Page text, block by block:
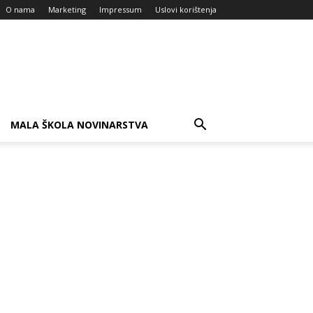
O nama Marketing Impressum Uslovi korištenja
MALA ŠKOLA NOVINARSTVA